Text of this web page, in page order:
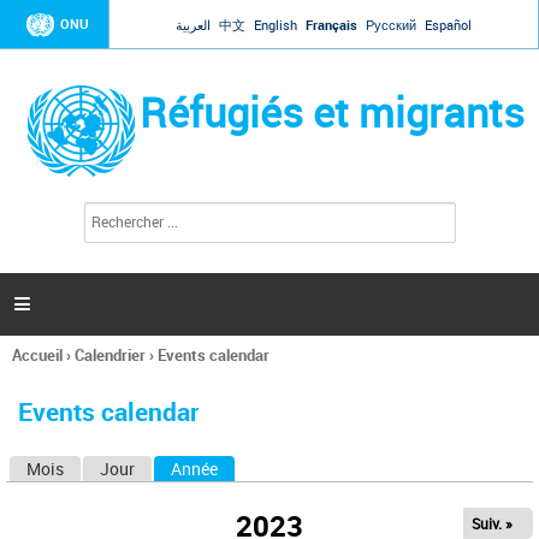
Jump to navigation
ONU العربية 中文 English Français Русский Español
Réfugiés et migrants
l
c
h
e

Vous
ici
Accueil›Calendrier› Events calendar
Events calendar
Mois Jour Année
2023 Suiv. »